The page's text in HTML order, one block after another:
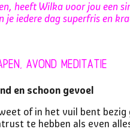
heeft Wilka voor jou een
je iedere dag superfris en
avond meditatie
en schoon gevoel
of in het vuil bent
te hebben als even